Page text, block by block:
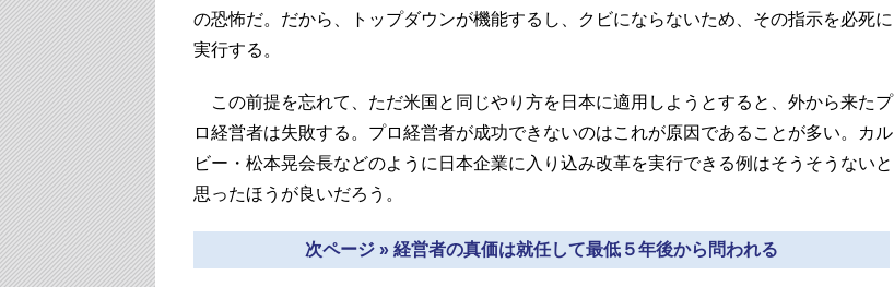
の恐怖だ。だから、トップダウンが機能するし、クビにならないため、その指示を必死に
実行する。
この前提を忘れて、ただ米国と同じやり方を日本に適用しようとすると、外から来たプ
ロ経営者は失敗する。プロ経営者が成功できないのはこれが原因であることが多い。カル
ビー・松本晃会長などのように日本企業に入り込み改革を実行できる例はそうそうないと
思ったほうが良いだろう。
次ページ » 経営者の真価は就任して最低５年後から問われる